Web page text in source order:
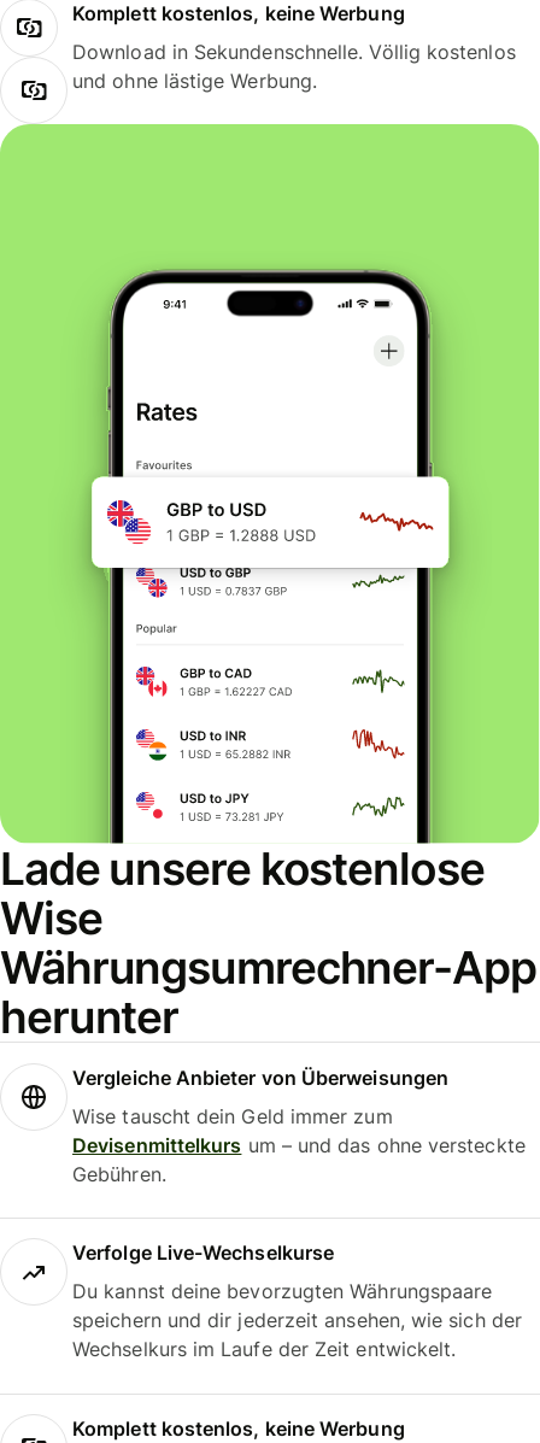
Komplett kostenlos, keine Werbung
Download in Sekundenschnelle. Völlig kostenlos
und ohne lästige Werbung.
Lade unsere kostenlose
Wise
Währungsumrechner-App
herunter
Vergleiche Anbieter von Überweisungen
Wise tauscht dein Geld immer zum
Devisenmittelkurs um – und das ohne versteckte
Gebühren.
Verfolge Live-Wechselkurse
Du kannst deine bevorzugten Währungspaare
speichern und dir jederzeit ansehen, wie sich der
Wechselkurs im Laufe der Zeit entwickelt.
Komplett kostenlos, keine Werbung